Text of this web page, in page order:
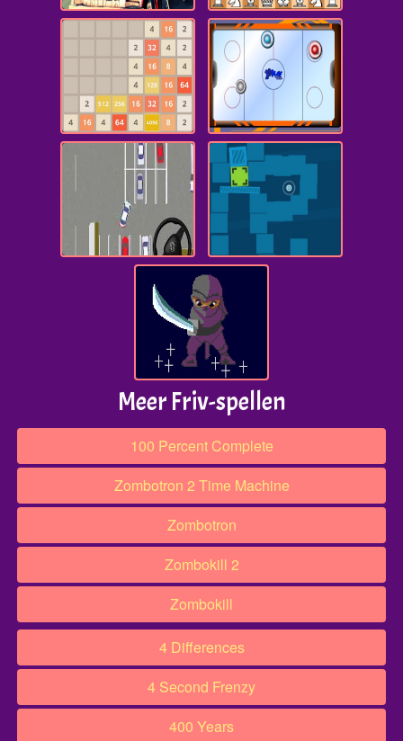
Meer Friv-spellen
100 Percent Complete
Zombotron 2 Time Machine
Zombotron
Zombokill 2
Zombokill
4 Differences
4 Second Frenzy
400 Years